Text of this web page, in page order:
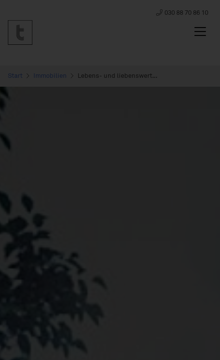
030 88 70 86 10
Start Immobilien Lebens- und liebenswerte Eigentumswohnungen im grünen Potsdam